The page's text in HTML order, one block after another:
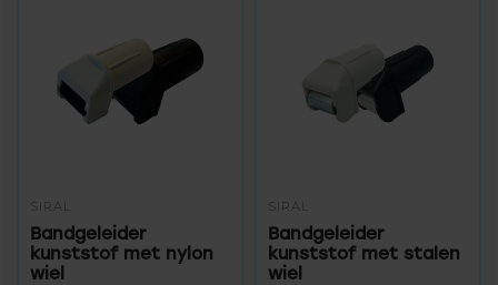
SIRAL
Bandgeleider
kunststof met nylon
wiel
SIRAL
Bandgeleider
kunststof met stalen
wiel